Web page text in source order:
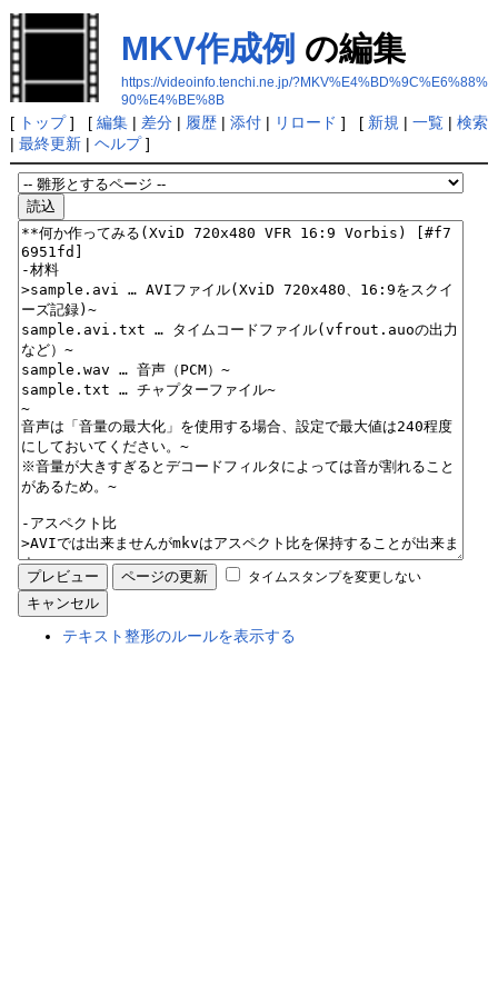
MKV作成例 の編集
https://videoinfo.tenchi.ne.jp/?MKV%E4%BD%9C%E6%88%
90%E4%BE%8B
[ トップ] [ 編集| 差分| 履歴| 添付| リロード ] [ 新規 | 一覧| 検索
| 最終更新| ヘルプ]
タイムスタンプを変更しない
テキスト整形のルールを表示する